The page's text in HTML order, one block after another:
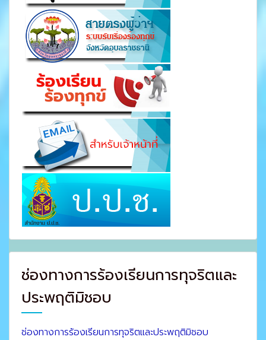
ช่องทางการร้องเรียนการทุจริตและ
ประพฤติมิชอบ
ช่องทางการร้องเรียนการทุจริตและประพฤติมิชอบ